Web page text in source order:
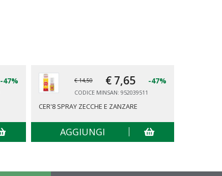
-47% € 14,50 € 7,65 -47%
CODICE MINSAN: 952039511
CER'8 SPRAY ZECCHE E ZANZARE
AGGIUNGI